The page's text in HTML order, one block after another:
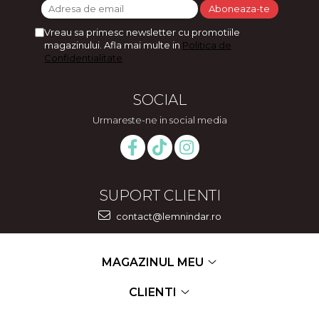
Vreau sa primesc newsletter cu promotiile
magazinului. Afla mai multe in Politica de
Confidentialitate
SOCIAL
Urmareste-ne in social media
SUPORT CLIENTI
contact@lemnindar.ro
MAGAZINUL MEU
CLIENTI